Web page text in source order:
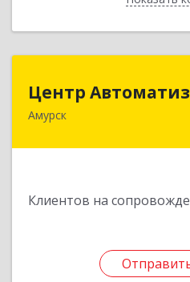
Центр
Амурск
Клиентов на
682640, Хабаровский